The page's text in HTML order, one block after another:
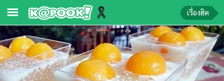
ข่าว-
ความ
รู้
เรื่องฮิต